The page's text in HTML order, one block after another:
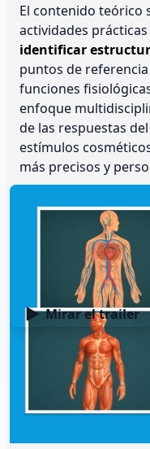
El contenido teórico
actividades
identificar
puntos de
funciones
enfoque
de las respuestas
estímulos
más precisos y
desarrollan una
segura,
comprendiendo los
riesgo y la lógica
estética. Así, el
competentes que
criterio clínico,
promoviendo el
Mirar el trailer